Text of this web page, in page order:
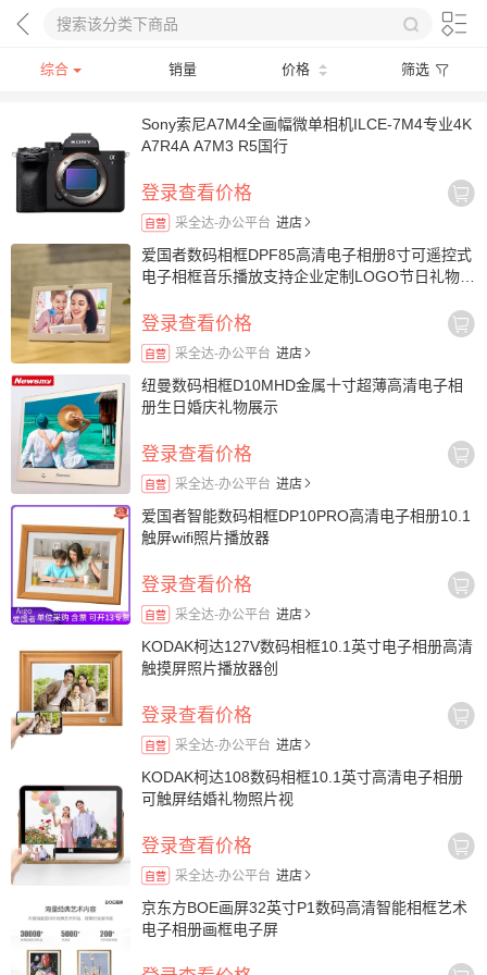
综合 销量 价格 筛选
Sony索尼A7M4全画幅微单相机ILCE-7M4专业4K
A7R4A A7M3 R5国行
登录查看价格
自营 采全达-办公平台 进店
爱国者数码相框DPF85高清电子相册8寸可遥控式
电子相框音乐播放支持企业定制LOGO节日礼物送
登录查看价格
自营 采全达-办公平台 进店
纽曼数码相框D10MHD金属十寸超薄高清电子相
册生日婚庆礼物展示
登录查看价格
自营 采全达-办公平台 进店
爱国者智能数码相框DP10PRO高清电子相册10.1
触屏wifi照片播放器
登录查看价格
自营 采全达-办公平台 进店
KODAK柯达127V数码相框10.1英寸电子相册高清
触摸屏照片播放器创
登录查看价格
自营 采全达-办公平台 进店
KODAK柯达108数码相框10.1英寸高清电子相册
可触屏结婚礼物照片视
登录查看价格
自营 采全达-办公平台 进店
京东方BOE画屏32英寸P1数码高清智能相框艺术
电子相册画框电子屏